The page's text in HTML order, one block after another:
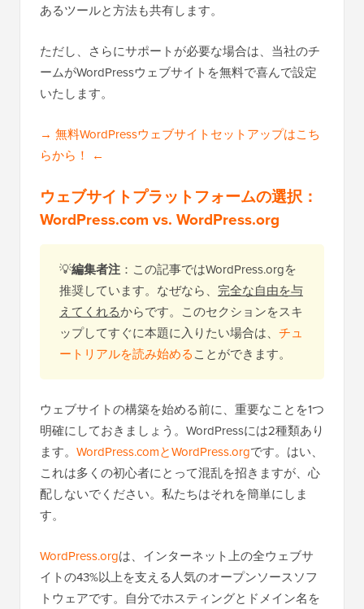
あるツールと方法も共有します。
ただし、さらにサポートが必要な場合は、当社のチ
ームがWordPressウェブサイトを無料で喜んで設定
いたします。
→ 無料WordPressウェブサイトセットアップはこち
らから！ ←
ウェブサイトプラットフォームの選択：
WordPress.com vs. WordPress.org
💡編集者注 ：この記事ではWordPress.orgを
推奨しています。なぜなら、 完全な自由を与
えてくれるからです。このセクションをスキ
ップしてすぐに本題に入りたい場合は、 チュ
ートリアルを読み始めることができます。
ウェブサイトの構築を始める前に、重要なことを1つ
明確にしておきましょう。WordPressには2種類あり
ます。 WordPress.comとWordPress.orgです。はい、
これは多くの初心者にとって混乱を招きますが、心
配しないでください。私たちはそれを簡単にしま
す。
WordPress.orgは、インターネット上の全ウェブサ
イトの43%以上を支える人気のオープンソースソフ
トウェアです。自分でホスティングとドメイン名を